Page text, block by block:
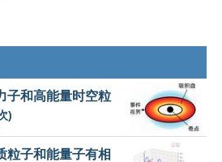
子和高能量时空粒
)
粒子和能量子有相